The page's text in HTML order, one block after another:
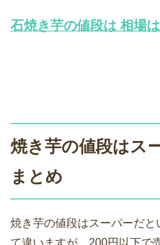
石焼き芋の値段は 相場
焼き芋の値段はス
まとめ
焼き芋の値段はスーパーだ